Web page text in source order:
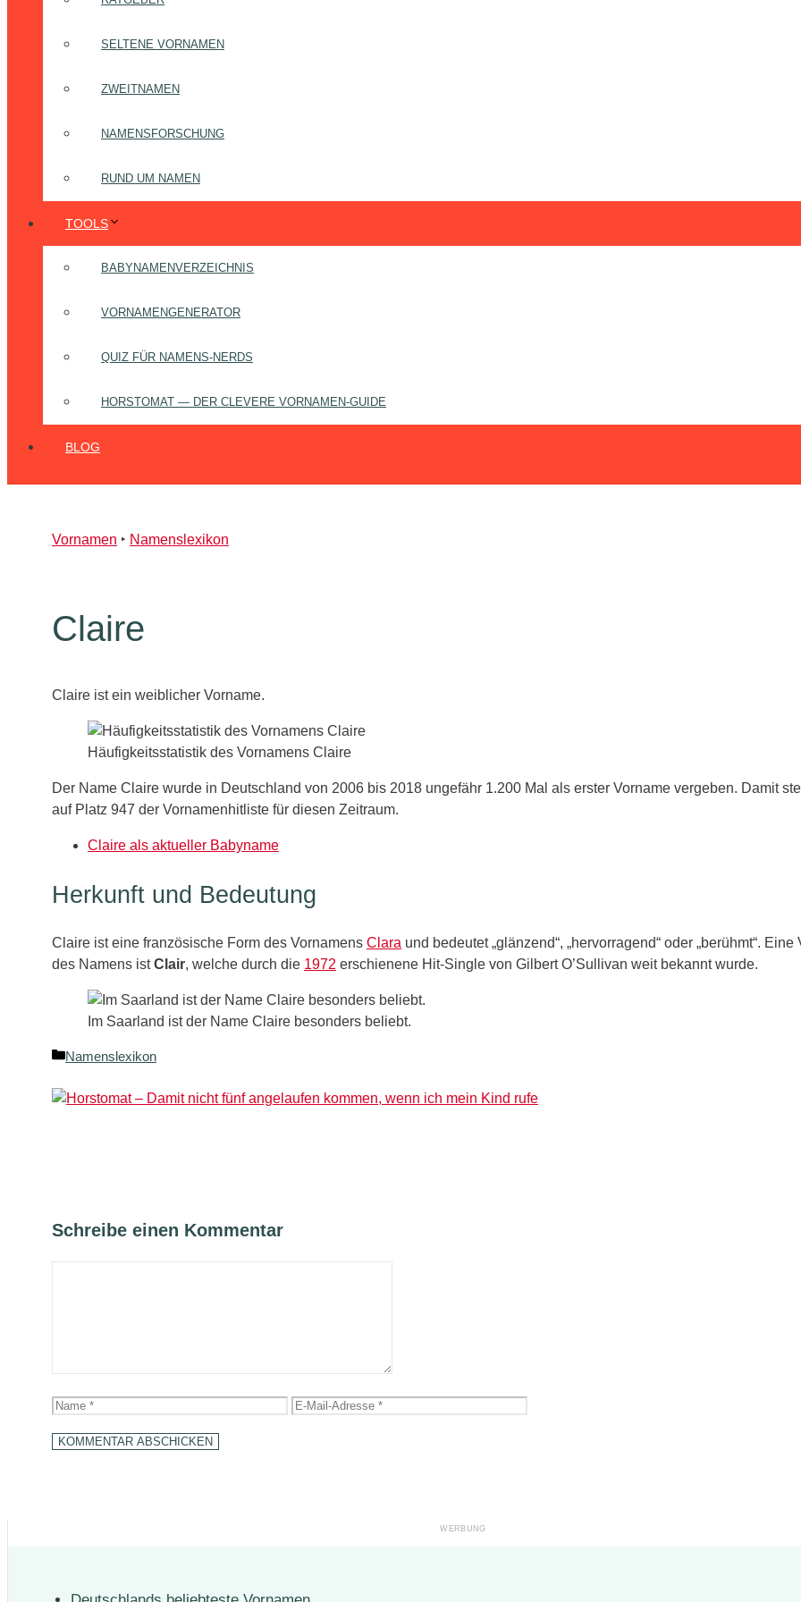
SELTENE VORNAMEN
ZWEITNAMEN
NAMENSFORSCHUNG
RUND UM NAMEN
TOOLS
BABYNAMENVERZEICHNIS
VORNAMENGENERATOR
QUIZ FÜR NAMENS-NERDS
HORSTOMAT — DER CLEVERE VORNAMEN‑GUIDE
BLOG
Vornamen ‣ Namenslexikon
Claire
Claire ist ein weiblicher Vorname.
Häufigkeitsstatistik des Vornamens Claire
Der Name Claire wurde in Deutschland von 2006 bis 2018 ungefähr 1.200 Mal als erster Vorname vergeben. Damit
auf Platz 947 der Vornamenhitliste für diesen Zeitraum.
Claire als aktueller Babyname
Herkunft und Bedeutung
Claire ist eine französische Form des Vornamens Clara und bedeutet „glänzend“, „hervorragend“ oder „berühmt“. Eine
des Namens istClair, welche durch die 1972 erschienene Hit-Single von Gilbert O’Sullivan weit bekannt wurde.
Im Saarland ist der Name Claire besonders beliebt.
Kategorien
Namenslexikon
Schreibe einen Kommentar
Name
E-